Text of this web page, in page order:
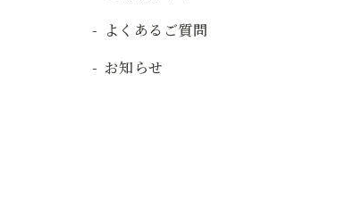
よくあるご質問
お知らせ